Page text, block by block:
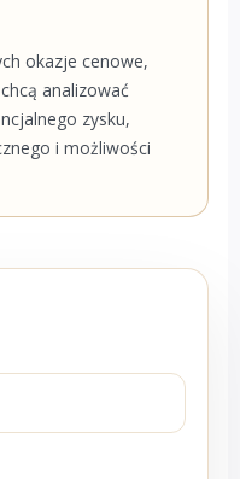
okazje cenowe,
analizować
zysku,
i możliwości